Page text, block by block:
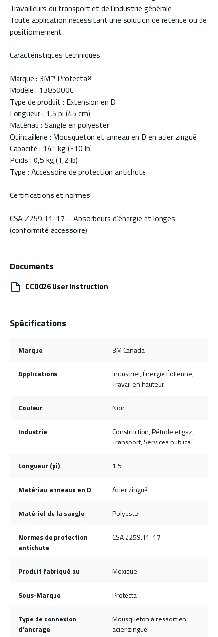
Travailleurs du transport et de l’industrie générale
Toute application nécessitant une solution de retenue ou de
positionnement
Caractéristiques techniques
Marque : 3M™ Protecta®
Modèle : 1385000C
Type de produit : Extension en D
Longueur : 1,5 pi (45 cm)
Matériau : Sangle en polyester
Quincaillerie : Mousqueton et anneau en D en acier zingué
Capacité : 141 kg (310 lb)
Poids : 0,5 kg (1,2 lb)
Type : Accessoire de protection antichute
Certifications et normes
CSA Z259.11-17 – Absorbeurs d’énergie et longes
(conformité accessoire)
Documents
CCO026 User Instruction
Spécifications
Marque 3M Canada
Applications
Industriel, Énergie Éolienne,
Travail en hauteur
Couleur Noir
Industrie
Construction, Pétrole et gaz,
Transport, Services publics
Longueur (pi) 1.5
Matériau anneaux en D Acier zingué
Matériel de la sangle Polyester
Normes de protection
antichute
CSA Z259.11-17
Produit fabriqué au Mexique
Sous-Marque Protecta
Type de connexion
d'ancrage
Mousqueton à ressort en
acier zingué